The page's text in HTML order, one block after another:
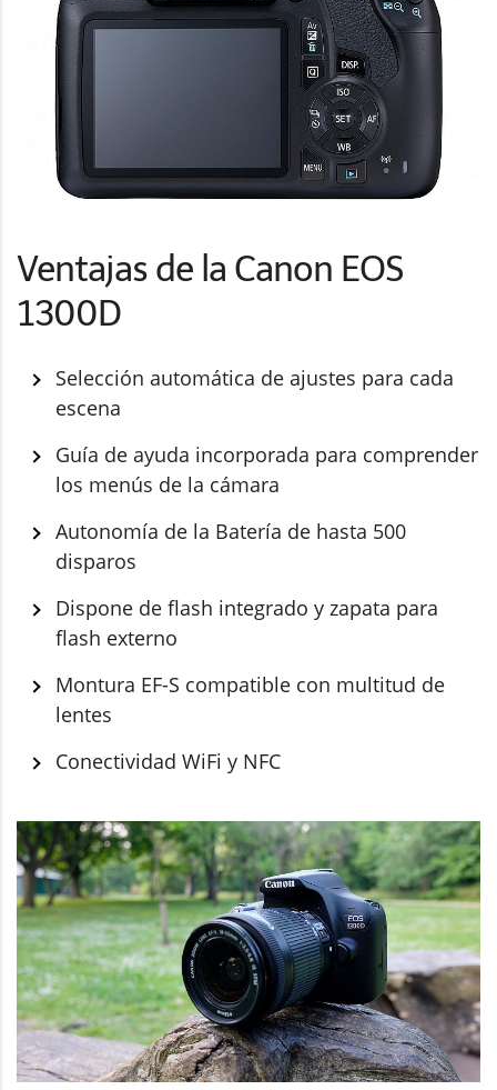
Ventajas de la Canon EOS
1300D
Selección automática de ajustes para cada
escena
Guía de ayuda incorporada para comprender
los menús de la cámara
Autonomía de la Batería de hasta 500
disparos
Dispone de flash integrado y zapata para
flash externo
Montura EF-S compatible con multitud de
lentes
Conectividad WiFi y NFC